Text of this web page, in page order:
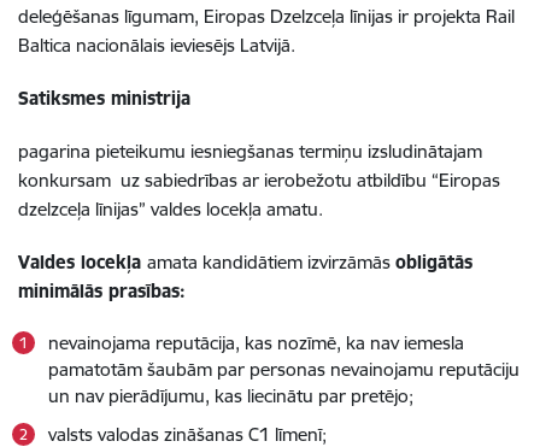
deleģēšanas līgumam, Eiropas Dzelzceļa līnijas ir projekta Rail
Baltica nacionālais ieviesējs Latvijā.
Satiksmes ministrija
pagarina pieteikumu iesniegšanas termiņu izsludinātajam
konkursam uz sabiedrības ar ierobežotu atbildību “Eiropas
dzelzceļa līnijas” valdes locekļa amatu.
Valdes locekļa amata kandidātiem izvirzāmās obligātās
minimālās prasības:
nevainojama reputācija, kas nozīmē, ka nav iemesla
pamatotām šaubām par personas nevainojamu reputāciju
un nav pierādījumu, kas liecinātu par pretējo;
valsts valodas zināšanas C1 līmenī;